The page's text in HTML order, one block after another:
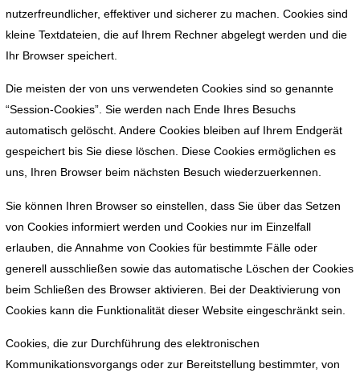
nutzerfreundlicher, effektiver und sicherer zu machen. Cookies sind
kleine Textdateien, die auf Ihrem Rechner abgelegt werden und die
Ihr Browser speichert.
Die meisten der von uns verwendeten Cookies sind so genannte
“Session-Cookies”. Sie werden nach Ende Ihres Besuchs
automatisch gelöscht. Andere Cookies bleiben auf Ihrem Endgerät
gespeichert bis Sie diese löschen. Diese Cookies ermöglichen es
uns, Ihren Browser beim nächsten Besuch wiederzuerkennen.
Sie können Ihren Browser so einstellen, dass Sie über das Setzen
von Cookies informiert werden und Cookies nur im Einzelfall
erlauben, die Annahme von Cookies für bestimmte Fälle oder
generell ausschließen sowie das automatische Löschen der Cookies
beim Schließen des Browser aktivieren. Bei der Deaktivierung von
Cookies kann die Funktionalität dieser Website eingeschränkt sein.
Cookies, die zur Durchführung des elektronischen
Kommunikationsvorgangs oder zur Bereitstellung bestimmter, von